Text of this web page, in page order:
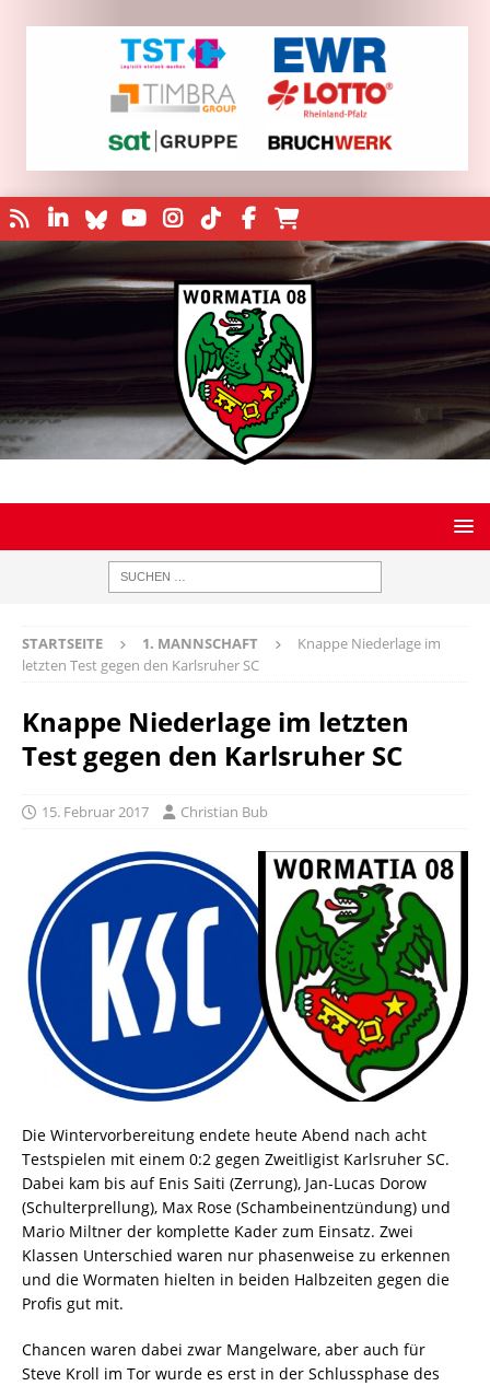
STARTSEITE 1. MANNSCHAFT
Knappe Niederlage im
letzten Test gegen den Karlsruher SC
Knappe Niederlage im letzten
Test gegen den Karlsruher SC
15. Februar 2017 Christian Bub
Die Wintervorbereitung endete heute Abend nach acht
Testspielen mit einem 0:2 gegen Zweitligist Karlsruher SC.
Dabei kam bis auf Enis Saiti (Zerrung), Jan-Lucas Dorow
(Schulterprellung), Max Rose (Schambeinentzündung) und
Mario Miltner der komplette Kader zum Einsatz. Zwei
Klassen Unterschied waren nur phasenweise zu erkennen
und die Wormaten hielten in beiden Halbzeiten gegen die
Profis gut mit.
Chancen waren dabei zwar Mangelware, aber auch für
Steve Kroll im Tor wurde es erst in der Schlussphase des